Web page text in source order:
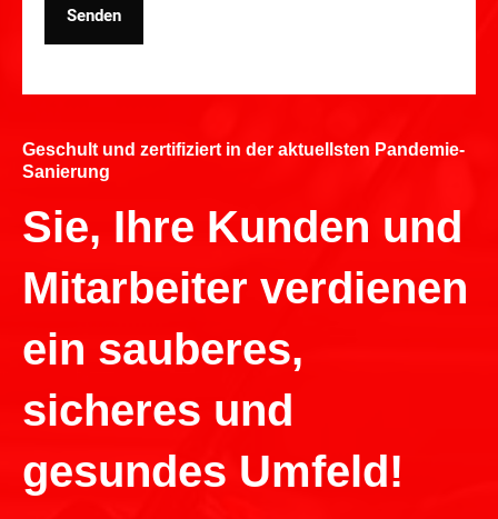
Senden
Geschult und zertifiziert in der aktuellsten Pandemie-
Sanierung
Sie, Ihre Kunden und
Mitarbeiter verdienen
ein sauberes,
sicheres und
gesundes Umfeld!